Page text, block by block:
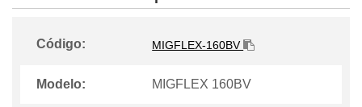
Código: MIGFLEX-160BV
Modelo: MIGFLEX 160BV